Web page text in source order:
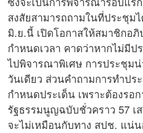
สงสัยสามารถถามในที่ประชุม
มิ.ย.นี้ เปิดโอกาสให้สมาชิกอภิ
กำหนดเวลา คาดว่าหากไม่มีป
ไปพิจารณาพิเศษ การประชุมน่
วันเดียว ส่วนคำถามการทำปร
กำหนดประเด็น เพราะต้องรอ
รัฐธรรมนูญฉบับชั่วคราว 57 เ
จะไม่เหมือนกับทาง สปช. แน่